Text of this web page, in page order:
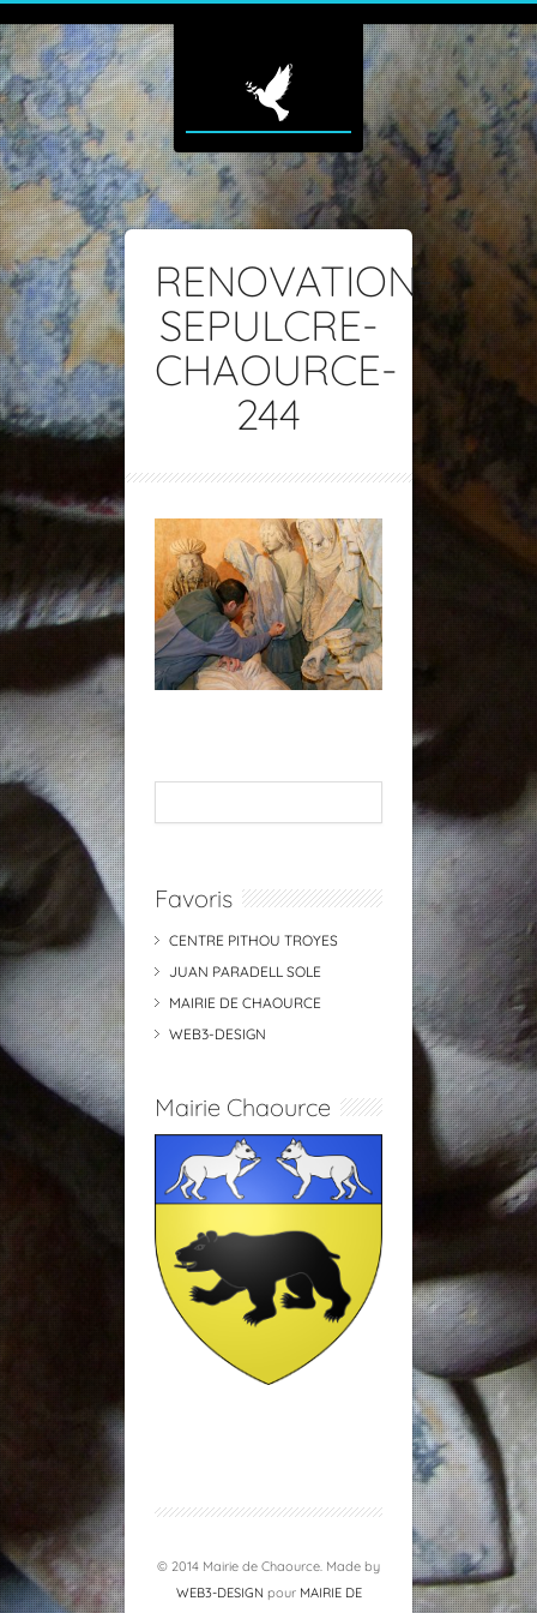
RENOVATION-
SEPULCRE-
CHAOURCE-
244
Favoris
CENTRE PITHOU TROYES
JUAN PARADELL SOLE
MAIRIE DE CHAOURCE
WEB3-DESIGN
Mairie Chaource
© 2014 Mairie de Chaource. Made by
WEB3-DESIGN pour MAIRIE DE